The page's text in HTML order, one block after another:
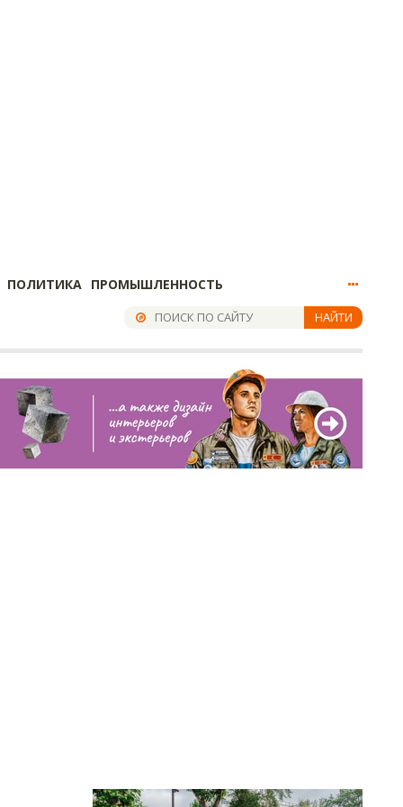
ПОЛИТИКА ПРОМЫШЛЕННОСТЬ
НАЙТИ